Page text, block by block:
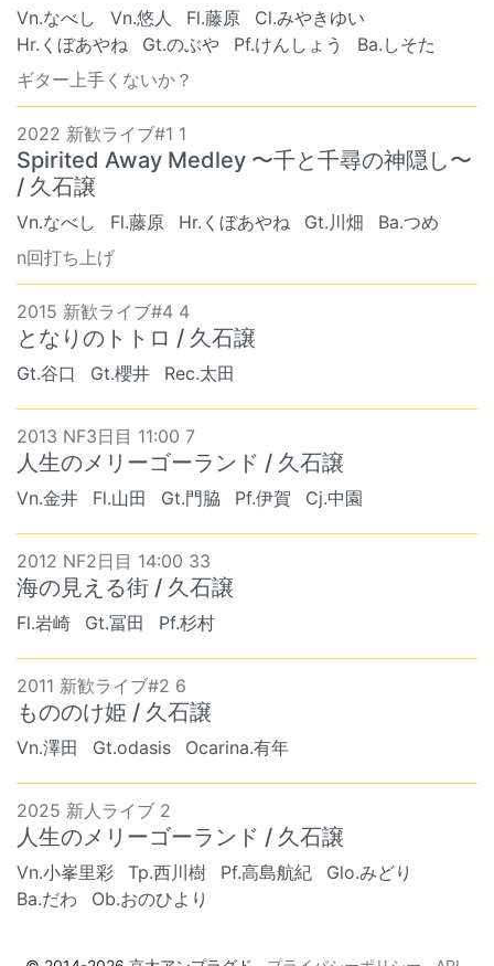
Vn.なべし Vn.悠人 Fl.藤原
Cl.みやきゆい
Hr.くぼあやね
Gt.のぶや Pf.けんしょう
Ba.しそた
ギター上手くないか？
2022 新歓ライブ#1 1
Spirited Away Medley 〜千と千尋の神隠し〜
/ 久石譲
Vn.なべし Fl.藤原 Hr.くぼあやね Gt.川畑
Ba.つめ
n回打ち上げ
2015 新歓ライブ#4 4
となりのトトロ / 久石譲
Gt.谷口 Gt.櫻井 Rec.太田
2013 NF3日目 11:00 7
人生のメリーゴーランド / 久石譲
Vn.金井 Fl.山田 Gt.門脇 Pf.伊賀 Cj.中園
2012 NF2日目 14:00 33
海の見える街 / 久石譲
Fl.岩崎 Gt.冨田 Pf.杉村
2011 新歓ライブ#2 6
もののけ姫 / 久石譲
Vn.澤田 Gt.odasis Ocarina.有年
2025 新人ライブ 2
人生のメリーゴーランド / 久石譲
Vn.小峯里彩 Tp.西川樹 Pf.高島航紀
Glo.みどり
Ba.だわ
Ob.おのひより